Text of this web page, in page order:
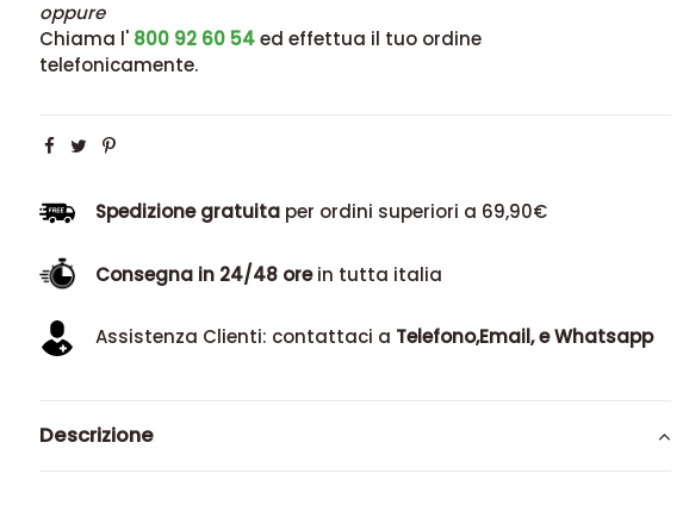
oppure
Chiama l' 800 92 60 54ed effettua il tuo ordine
telefonicamente.
Spedizione gratuitaper ordini superiori a 69,90€
Consegna in 24/48 orein tutta italia
Assistenza Clienti: contattaci a Telefono,Email, e Whatsapp
Descrizione